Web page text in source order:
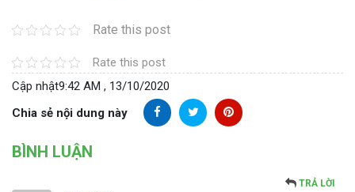
Rate this post
Rate this post
Cập nhật9:42 AM , 13/10/2020
Chia sẻ nội dung này
BÌNH LUẬN
TRẢ LỜI